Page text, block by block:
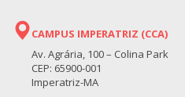
CAMPUS IMPERATRIZ (CCA)
Av. Agrária, 100 – Colina Park
CEP: 65900-001
Imperatriz-MA